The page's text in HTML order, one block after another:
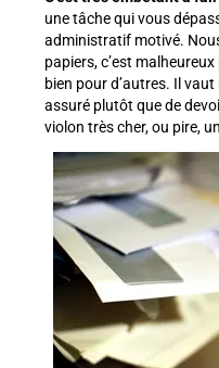
une tâche qui vous
administratif motivé.
papiers, c’est
bien pour d’autres. Il
assuré plutôt que de
violon très cher, ou pire,